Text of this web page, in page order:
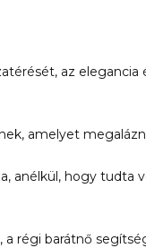
az elegancia
amelyet
anélkül, hogy tudta
a régi barátnő